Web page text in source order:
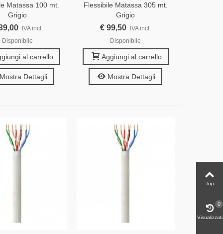
Matassa 100 mt.
Grigio
IVA incl.
Disponibile
al carrello
Dettagli
Flessibile Matassa 305 mt.
Grigio
€ 99,50
IVA incl.
Disponibile
Aggiungi al carrello
Mostra Dettagli
Top
Visualizzati
0